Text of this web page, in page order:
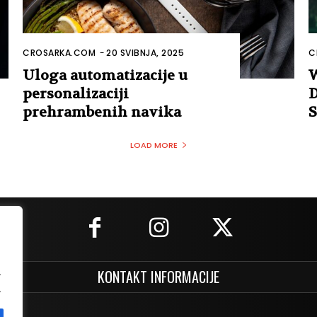
CROSARKA.COM -20 SVIBNJA, 2025
Uloga automatizacije u
personalizaciji
prehrambenih navika
LOAD MORE
KONTAKT INFORMACIJE